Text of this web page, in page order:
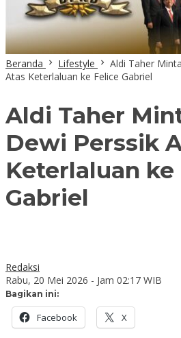
Beranda Lifestyle
Aldi Taher
Atas Keterlaluan ke Felice Gabriel
Aldi Taher
Dewi Perssik
Keterlaluan ke
Gabriel
Redaksi
Rabu, 20 Mei 2026 - Jam 02:17 WIB
Bagikan ini:
Facebook X